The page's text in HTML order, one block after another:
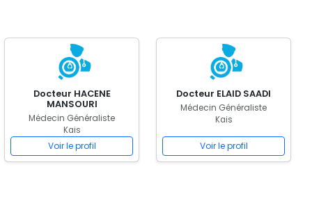
Docteur HACENE
MANSOURI
Médecin Généraliste
Kais
Voir le profil
Docteur ELAID SAADI
Médecin Généraliste
Kais
Voir le profil